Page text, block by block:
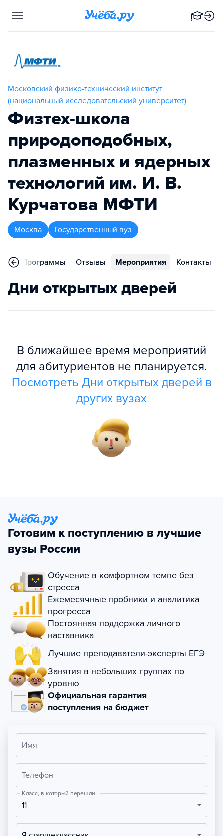
Московский физико-технический институт
(национальный исследовательский университет)
Физтех-школа
природоподобных,
плазменных и ядерных
технологий им. И. В.
Курчатова МФТИ
Москва Государственный вуз
Программы Отзывы Мероприятия Контакты
Дни открытых дверей
В ближайшее время мероприятий
для абитуриентов не планируется.
Посмотреть Дни открытых дверей в
других вузах
Готовим к поступлению в лучшие
вузы России
Обучение в комфортном темпе без
стресса
Ежемесячные пробники и аналитика
прогресса
Постоянная поддержка личного
наставника
Лучшие преподаватели-эксперты ЕГЭ
Занятия в небольших группах по
уровню
Официальная гарантия
поступления на бюджет
Имя
Телефон
Класс, в который перешли
11